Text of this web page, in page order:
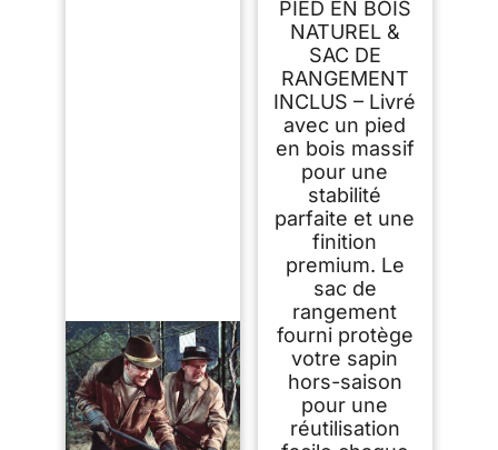
PIED EN BOIS
NATUREL &
SAC DE
RANGEMENT
INCLUS – Livré
avec un pied
en bois massif
pour une
stabilité
parfaite et une
finition
premium. Le
sac de
rangement
fourni protège
votre sapin
hors-saison
pour une
réutilisation